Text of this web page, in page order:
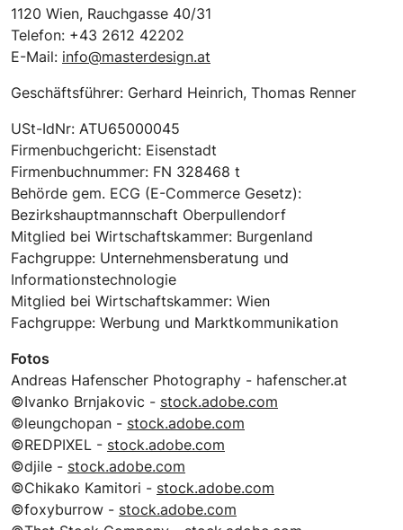
1120 Wien, Rauchgasse 40/31
Telefon: +43 2612 42202
E-Mail: info@masterdesign.at
Geschäftsführer: Gerhard Heinrich, Thomas Renner
USt-IdNr: ATU65000045
Firmenbuchgericht: Eisenstadt
Firmenbuchnummer: FN 328468 t
Behörde gem. ECG (E-Commerce Gesetz):
Bezirkshauptmannschaft Oberpullendorf
Mitglied bei Wirtschaftskammer: Burgenland
Fachgruppe: Unternehmensberatung und
Informationstechnologie
Mitglied bei Wirtschaftskammer: Wien
Fachgruppe: Werbung und Marktkommunikation
Fotos
Andreas Hafenscher Photography - hafenscher.at
©Ivanko Brnjakovic - stock.adobe.com
©leungchopan - stock.adobe.com
©REDPIXEL - stock.adobe.com
©djile - stock.adobe.com
©Chikako Kamitori - stock.adobe.com
©foxyburrow - stock.adobe.com